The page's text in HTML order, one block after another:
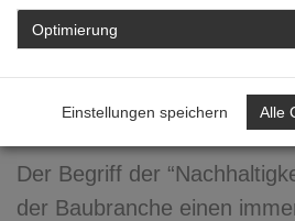
FORTBILDUNG
DETAIL
Eine Ökobilanz /
mehr Transparenz
Der Begriff der
der Baubranche einen
Optimierung
Einstellungen speichern Alle